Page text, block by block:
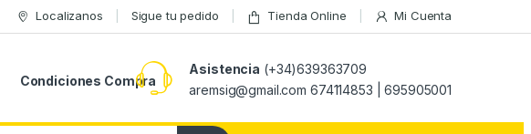
Localizanos Sigue tu pedido Tienda Online Mi Cuenta
Condiciones Compra
Asistencia (+34)639363709
aremsig@gmail.com 674114853 | 695905001